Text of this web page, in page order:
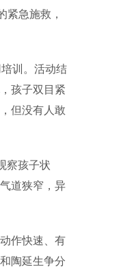
紧急施救，
训。活动结
孩子双目紧
但没有人敢
察孩子状
道狭窄，异
作快速、有
陶延生争分